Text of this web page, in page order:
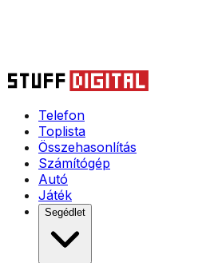
Telefon
Toplista
Összehasonlítás
Számítógép
Autó
Játék
Segédlet